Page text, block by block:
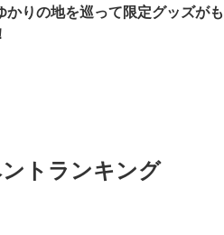
かりの地を巡って限定グッズがも
トランキング